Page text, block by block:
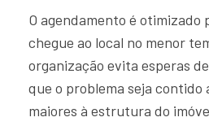
O agendamento é otimizado
chegue ao local no menor
organização evita esperas
que o problema seja contido
maiores à estrutura do